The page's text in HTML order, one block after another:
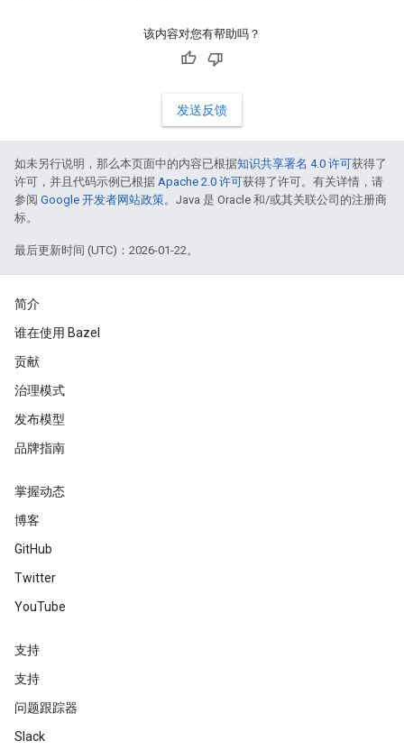
该内容对您有帮助吗？
发送反馈
如未另行说明，那么本页面中的内容已根据知识共享署名 4.0 许可获得了
许可，并且代码示例已根据 Apache 2.0 许可获得了许可。有关详情，请
参阅 Google 开发者网站政策。Java 是 Oracle 和/或其关联公司的注册商
标。
最后更新时间 (UTC)：2026-01-22。
简介
谁在使用 Bazel
贡献
治理模式
发布模型
品牌指南
掌握动态
博客
GitHub
Twitter
YouTube
支持
支持
问题跟踪器
Slack